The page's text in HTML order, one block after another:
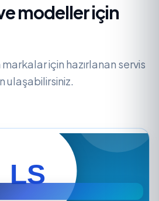
modeller için
için hazırlanan servis
ulaşabilirsiniz.